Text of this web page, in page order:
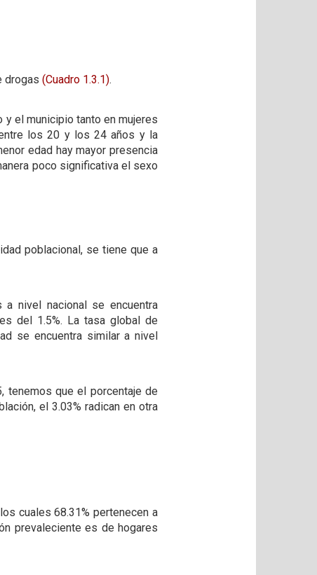
drogas (Cuadro 1.3.1).
y el municipio tanto en mujeres
los 20 y los 24 años y la
edad hay mayor presencia
poco significativa el sexo
poblacional, se tiene que a
nivel nacional se encuentra
del 1.5%. La tasa global de
se encuentra similar a nivel
tenemos que el porcentaje de
el 3.03% radican en otra
cuales 68.31% pertenecen a
prevaleciente es de hogares